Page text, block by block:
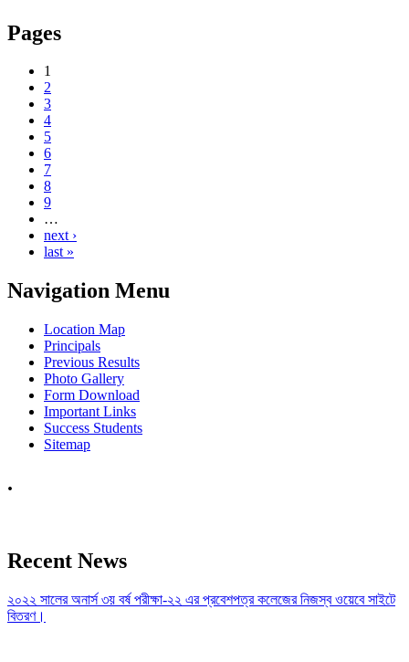
Pages
1
2
3
4
5
6
7
8
9
…
next ›
last »
Navigation Menu
Location Map
Principals
Previous Results
Photo Gallery
Form Download
Important Links
Success Students
Sitemap
.
Recent News
২০২২ সালের অনার্স ৩য় বর্ষ পরীক্ষা-২২ এর প্রবেশপত্র কলেজের নিজস্ব ওয়েবে সাইটে
বিতরণ।